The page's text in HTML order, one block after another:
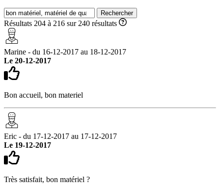
Rechercher
Résultats 204 à 216 sur 240 résultats
Marine - du 16-12-2017 au 18-12-2017
Le 20-12-2017
Bon accueil, bon materiel
Eric - du 17-12-2017 au 17-12-2017
Le 19-12-2017
Très satisfait, bon matériel ?